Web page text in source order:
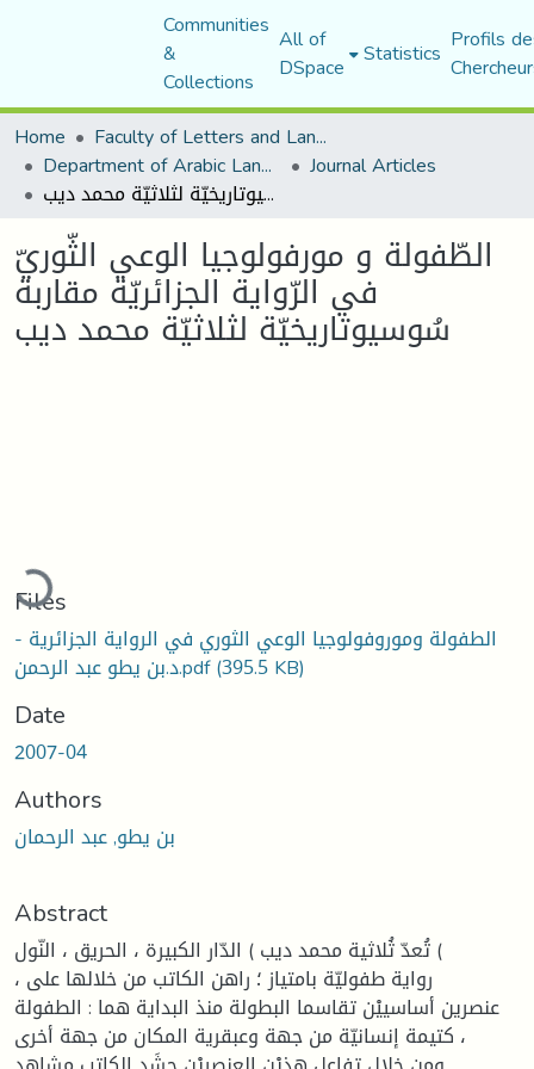
Communities
&
Collections
All of
DSpace Statistics Profils
Home
Faculty of Letters and Languages
Department of Arabic Language and Literature Journal Articles
الطّفولة و مورفولوجيا الوعي الثّوريّ في الرّواية الجزائريّة مقاربة سُوسيوتاريخيّة لثلاثيّة محمد ديب
الطّفولة و مورفولوجيا الوعي الثّوريّ
في الرّواية الجزائريّة مقاربة
سُوسيوتاريخيّة لثلاثيّة محمد ديب
Files
الطفولة وموروفولوجيا الوعي الثوري في الرواية الجزائرية -
د.بن يطو عبد الرحمن.pdf(395.5 KB)
Date
2007-04
Authors
بن يطو, عبد الرحمان
Abstract
تُعدّ ثُلاثية محمد ديب ) الدّار الكبيرة ، الحريق ، النّول (
، رواية طفوليّة بامتياز ؛ راهن الكاتب من خلالها على
عنصرين أساسييْن تقاسما البطولة منذ البداية هما : الطفولة
كتيمة إنسانيّة من جهة وعبقرية المكان من جهة أخرى ،